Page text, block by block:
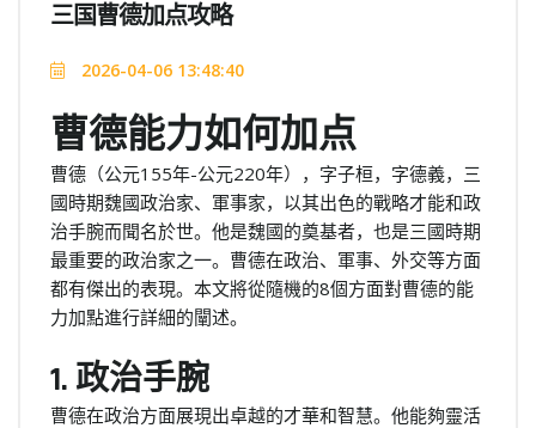
三国曹德加点攻略
2026-04-06 13:48:40
曹德能力如何加点
曹德（公元155年-公元220年），字子桓，字德義，三
國時期魏國政治家、軍事家，以其出色的戰略才能和政
治手腕而聞名於世。他是魏國的奠基者，也是三國時期
最重要的政治家之一。曹德在政治、軍事、外交等方面
都有傑出的表現。本文將從隨機的8個方面對曹德的能
力加點進行詳細的闡述。
1. 政治手腕
曹德在政治方面展現出卓越的才華和智慧。他能夠靈活